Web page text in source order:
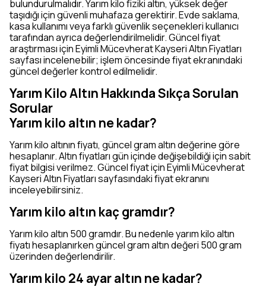
bulundurulmalıdır. Yarım kilo fiziki altın, yüksek değer
taşıdığı için güvenli muhafaza gerektirir. Evde saklama,
kasa kullanımı veya farklı güvenlik seçenekleri kullanıcı
tarafından ayrıca değerlendirilmelidir. Güncel fiyat
araştırması için Eyimli Mücevherat Kayseri Altın Fiyatları
sayfası incelenebilir; işlem öncesinde fiyat ekranındaki
güncel değerler kontrol edilmelidir.
Yarım Kilo Altın Hakkında Sıkça Sorulan
Sorular
Yarım kilo altın ne kadar?
Yarım kilo altının fiyatı, güncel gram altın değerine göre
hesaplanır. Altın fiyatları gün içinde değişebildiği için sabit
fiyat bilgisi verilmez. Güncel fiyat için Eyimli Mücevherat
Kayseri Altın Fiyatları sayfasındaki fiyat ekranını
inceleyebilirsiniz.
Yarım kilo altın kaç gramdır?
Yarım kilo altın 500 gramdır. Bu nedenle yarım kilo altın
fiyatı hesaplanırken güncel gram altın değeri 500 gram
üzerinden değerlendirilir.
Yarım kilo 24 ayar altın ne kadar?